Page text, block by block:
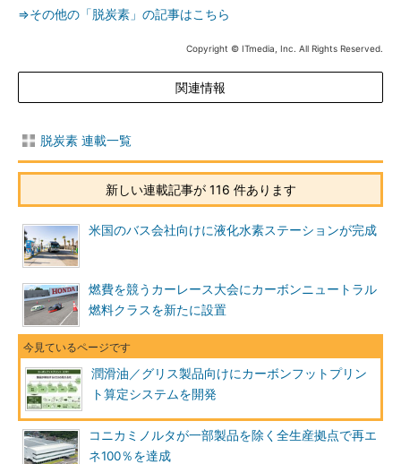
⇒その他の「脱炭素」の記事はこちら
Copyright © ITmedia, Inc. All Rights Reserved.
関連情報
脱炭素 連載一覧
新しい連載記事が 116 件あります
米国のバス会社向けに液化水素ステーションが完成
燃費を競うカーレース大会にカーボンニュートラル
燃料クラスを新たに設置
潤滑油／グリス製品向けにカーボンフットプリン
ト算定システムを開発
コニカミノルタが一部製品を除く全生産拠点で再エ
ネ100％を達成